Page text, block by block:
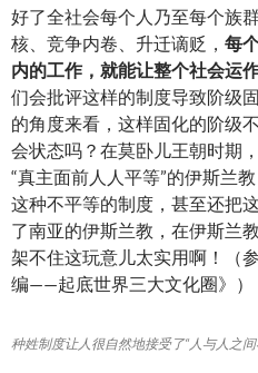
好了全社会每个人乃至每个族
核、竞争内卷、升迁谪贬， 每
内的工作，就能让整个社会运
们会批评这样的制度导致阶级
的角度来看，这样固化的阶级
会状态吗？在莫卧儿王朝时期
“真主面前人人平等”的伊斯兰
这种不平等的制度，甚至还把
了南亚的伊斯兰教，在伊斯兰
架不住这玩意儿太实用啊！（
编——起底世界三大文化圈》）
种姓制度让人很自然地接受了“人与人之